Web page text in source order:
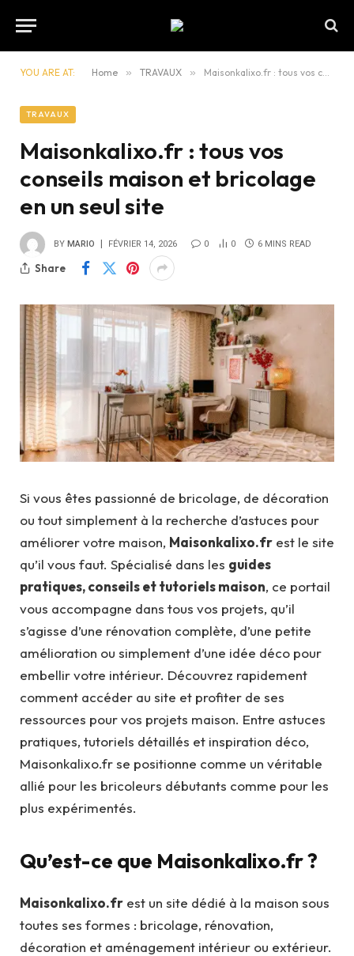
YOU ARE AT: Home » TRAVAUX » Maisonkalixo.fr : tous vos conseils maison et bricolage en un seul site
TRAVAUX
Maisonkalixo.fr : tous vos
conseils maison et bricolage
en un seul site
BY MARIO FÉVRIER 14, 2026 0 0 6 MINS READ
Share
Si vous êtes passionné de bricolage, de décoration
ou tout simplement à la recherche d’astuces pour
améliorer votre maison, Maisonkalixo.fr est le site
qu’il vous faut. Spécialisé dans les guides
pratiques, conseils et tutoriels maison, ce portail
vous accompagne dans tous vos projets, qu’il
s’agisse d’une rénovation complète, d’une petite
amélioration ou simplement d’une idée déco pour
embellir votre intérieur. Découvrez rapidement
comment accéder au site et profiter de ses
ressources pour vos projets maison. Entre astuces
pratiques, tutoriels détaillés et inspiration déco,
Maisonkalixo.fr se positionne comme un véritable
allié pour les bricoleurs débutants comme pour les
plus expérimentés.
Qu’est-ce que Maisonkalixo.fr ?
Maisonkalixo.fr est un site dédié à la maison sous
toutes ses formes : bricolage, rénovation,
décoration et aménagement intérieur ou extérieur.